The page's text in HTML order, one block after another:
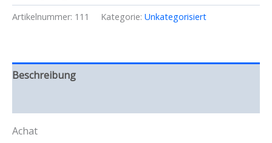
Artikelnummer: 111 Kategorie: Unkategorisiert
Beschreibung
Achat